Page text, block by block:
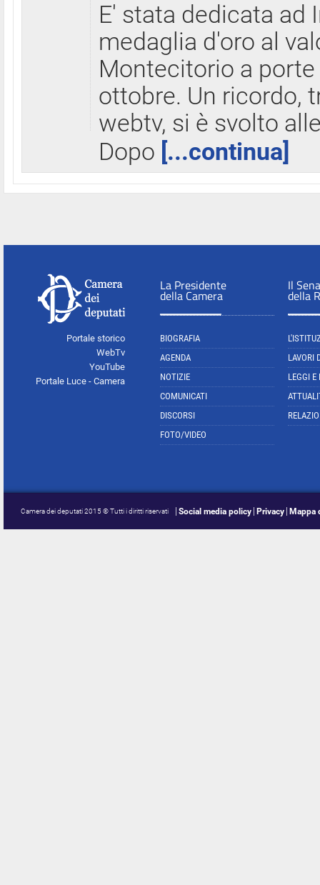
E' stata dedicata ad
medaglia d'oro al
Montecitorio a
ottobre. Un ricordo,
webtv, si è svolto
Dopo [...continua]
Portale storico
WebTv
YouTube
Portale Luce - Camera
La Presidente
della Camera
BIOGRAFIA
AGENDA
NOTIZIE
COMUNICATI
DISCORSI
FOTO/VIDEO
Il
della
LAVORI
LEGGI E
Camera dei deputati 2015 © Tutti i diritti riservati Social media policy Privacy Mappa